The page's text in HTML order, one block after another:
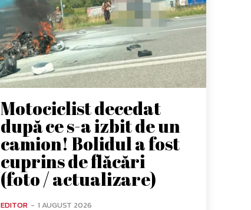
Motociclist decedat
după ce s-a izbit de un
camion! Bolidul a fost
cuprins de flăcări
(foto / actualizare)
EDITOR - 1 AUGUST 2026